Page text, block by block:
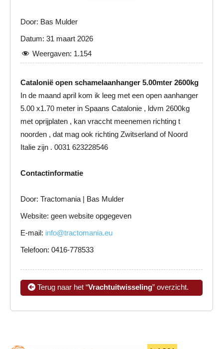
Door: Bas Mulder
Datum: 31 maart 2026
Weergaven: 1.154
Catalonië open schamelaanhanger 5.00mter 2600kg
In de maand april kom ik leeg met een open aanhanger
5.00 x1.70 meter in Spaans Catalonie , ldvm 2600kg
met oprijplaten , kan vraccht meenemen richting t
noorden , dat mag ook richting Zwitserland of Noord
Italie zijn . 0031 623228546
Contactinformatie
Door: Tractomania | Bas Mulder
Website: geen website opgegeven
E-mail: info@tractomania.eu
Telefoon: 0416-778533
Terug naar het “Vrachtuitwisseling” overzicht.